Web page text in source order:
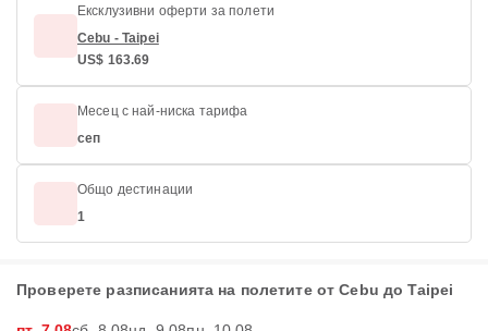
Ексклузивни оферти за полети
Cebu - Taipei
US$ 163.69
Месец с най-ниска тарифа
сеп
Общо дестинации
1
Проверете разписанията на полетите от Cebu до Taipei